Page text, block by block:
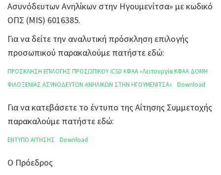
Ασυνόδευτων Ανηλίκων στην Ηγουμενίτσα» με κωδικό
ΟΠΣ (MIS) 6016385.
Για να δείτε την αναλυτική πρόσκληση επιλογής
προσωπικού παρακαλούμε πατήστε εδώ:
ΠΡΟΣΚΛΗΣΗ ΕΠΙΛΟΓΗΣ ΠΡΟΣΩΠΙΚΟΥICSDΚΦΑΑ «Λειτουργία ΚΦΑΑ ΔΟΜΗ
ΦΙΛΟΞΕΝΙΑΣ ΑΣΥΝΟΔΕΥΤΩΝ ΑΝΗΛΙΚΩΝ ΣΤΗΝ ΗΓΟΥΜΕΝΙΤΣΑ»
Download
Για να κατεβάσετε το έντυπο της Αίτησης Συμμετοχής
παρακαλούμε πατήστε εδώ:
ΕΝΤΥΠΟ ΑΙΤΗΣΗΣ Download
Ο Πρόεδρος